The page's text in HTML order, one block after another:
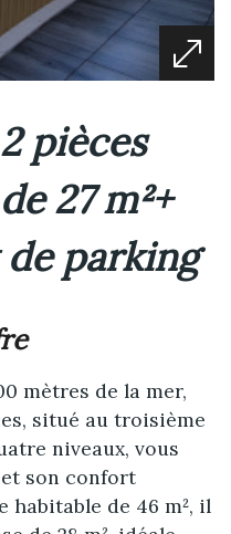
27 m²+
parking
mètres de la mer,
situé au troisième
niveaux, vous
son confort
habitable de 46 m², il